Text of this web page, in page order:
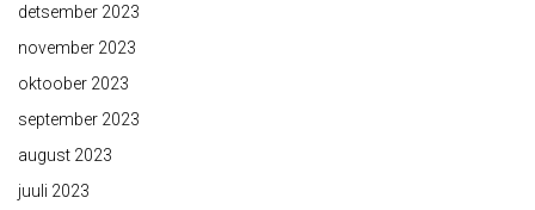
detsember 2023
november 2023
oktoober 2023
september 2023
august 2023
juuli 2023